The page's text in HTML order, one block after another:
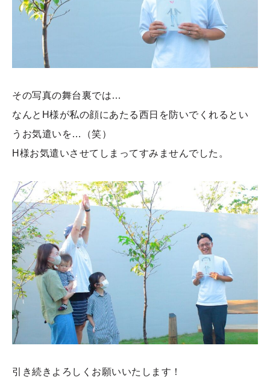
その写真の舞台裏では…
なんとH様が私の顔にあたる西日を防いでくれるとい
うお気遣いを…（笑）
H様お気遣いさせてしまってすみませんでした。
引き続きよろしくお願いいたします！